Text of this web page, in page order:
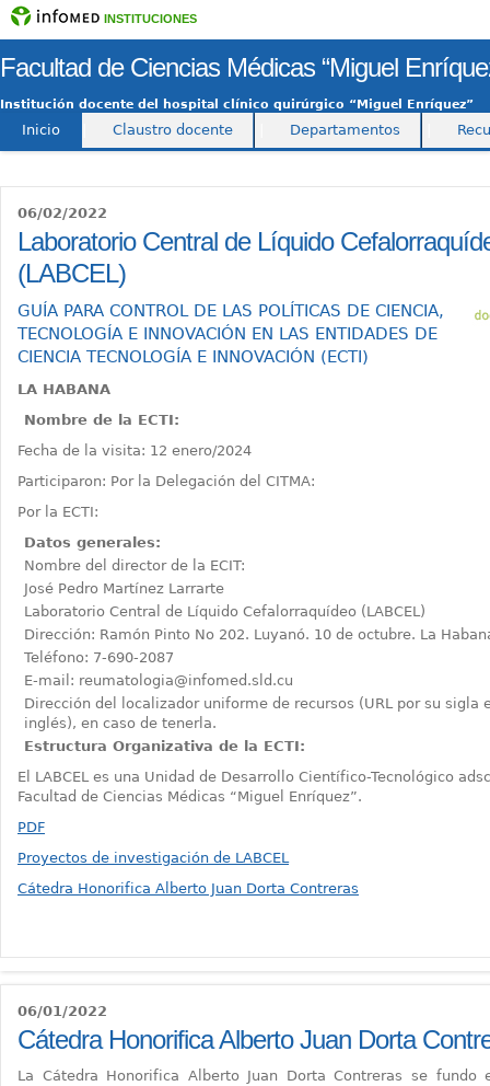
INSTITUCIONES
Facultad de Ciencias Médicas “Miguel
Institución docente del hospital clínico quirúrgico “Miguel Enríquez”
Inicio Claustro docente Departamentos
06/02/2022
Laboratorio Central de Líquido
(LABCEL)
GUÍA PARA CONTROL DE LAS POLÍTICAS DE CIENCIA,
TECNOLOGÍA E INNOVACIÓN EN LAS ENTIDADES DE
CIENCIA TECNOLOGÍA E INNOVACIÓN (ECTI)
LA HABANA
Nombre de la ECTI:
Fecha de la visita: 12 enero/2024
Participaron: Por la Delegación del CITMA:
Por la ECTI:
Datos generales:
Nombre del director de la ECIT:
José Pedro Martínez Larrarte
Laboratorio Central de Líquido Cefalorraquídeo (LABCEL)
Dirección: Ramón Pinto No 202. Luyanó. 10 de octubre. La
Teléfono: 7-690-2087
E-mail: reumatologia@infomed.sld.cu
Dirección del localizador uniforme de recursos (URL por su sigla
inglés), en caso de tenerla.
Estructura Organizativa de la ECTI:
El LABCEL es una Unidad de Desarrollo Científico-Tecnológico
Facultad de Ciencias Médicas “Miguel Enríquez”.
PDF
Proyectos de investigación de LABCEL
Cátedra Honorifica Alberto Juan Dorta Contreras
06/01/2022
Cátedra Honorifica Alberto Juan Dorta
La Cátedra Honorifica Alberto Juan Dorta Contreras se fundo